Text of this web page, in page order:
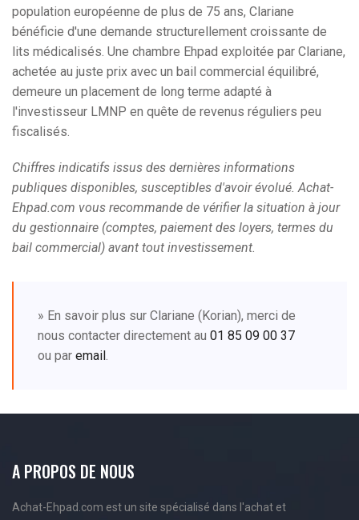
population européenne de plus de 75 ans, Clariane
bénéficie d'une demande structurellement croissante de
lits médicalisés. Une chambre Ehpad exploitée par Clariane,
achetée au juste prix avec un bail commercial équilibré,
demeure un placement de long terme adapté à
l'investisseur LMNP en quête de revenus réguliers peu
fiscalisés.
Chiffres indicatifs issus des dernières informations
publiques disponibles, susceptibles d'avoir évolué. Achat-
Ehpad.com vous recommande de vérifier la situation à jour
du gestionnaire (comptes, paiement des loyers, termes du
bail commercial) avant tout investissement.
» En savoir plus sur Clariane (Korian), merci de
nous contacter directement au 01 85 09 00 37
ou par email
A PROPOS DE NOUS
Achat-Ehpad.com est un site spécialisé dans l'achat et